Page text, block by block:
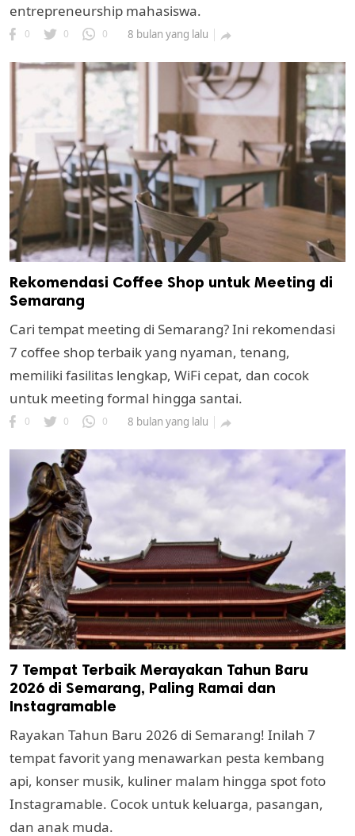
entrepreneurship mahasiswa.
0 0 0 8 bulan yang lalu 
Rekomendasi Coffee Shop untuk Meeting di
Semarang
Cari tempat meeting di Semarang? Ini rekomendasi
7 coffee shop terbaik yang nyaman, tenang,
memiliki fasilitas lengkap, WiFi cepat, dan cocok
untuk meeting formal hingga santai.
0 0 0 8 bulan yang lalu 
7 Tempat Terbaik Merayakan Tahun Baru
2026 di Semarang, Paling Ramai dan
Instagramable
Rayakan Tahun Baru 2026 di Semarang! Inilah 7
tempat favorit yang menawarkan pesta kembang
api, konser musik, kuliner malam hingga spot foto
Instagramable. Cocok untuk keluarga, pasangan,
dan anak muda.